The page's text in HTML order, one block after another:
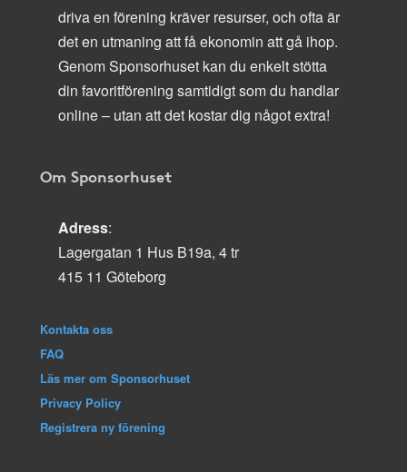
driva en förening kräver resurser, och ofta är
det en utmaning att få ekonomin att gå ihop.
Genom Sponsorhuset kan du enkelt stötta
din favoritförening samtidigt som du handlar
online – utan att det kostar dig något extra!
Om Sponsorhuset
Adress:
Lagergatan 1 Hus B19a, 4 tr
415 11 Göteborg
Kontakta oss
FAQ
Läs mer om Sponsorhuset
Privacy Policy
Registrera ny förening